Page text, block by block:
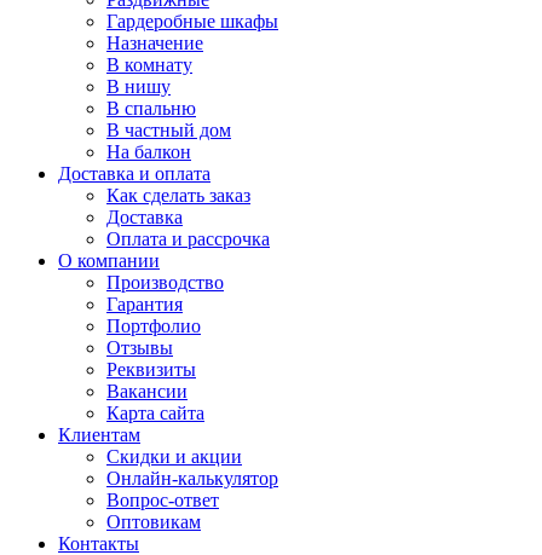
Гардеробные шкафы
Назначение
В комнату
В нишу
В спальню
В частный дом
На балкон
Доставка и оплата
Как сделать заказ
Доставка
Оплата и рассрочка
О компании
Производство
Гарантия
Портфолио
Отзывы
Реквизиты
Вакансии
Карта сайта
Клиентам
Скидки и акции
Онлайн-калькулятор
Вопрос-ответ
Оптовикам
Контакты